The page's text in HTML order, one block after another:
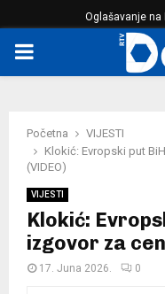
Oglašavanje na
PRIMARY
Početna
VIJESTI
Klokić: Evropski put
(VIDEO)
VIJESTI
Klokić:
izgovor za
17. Juna 2026. 0